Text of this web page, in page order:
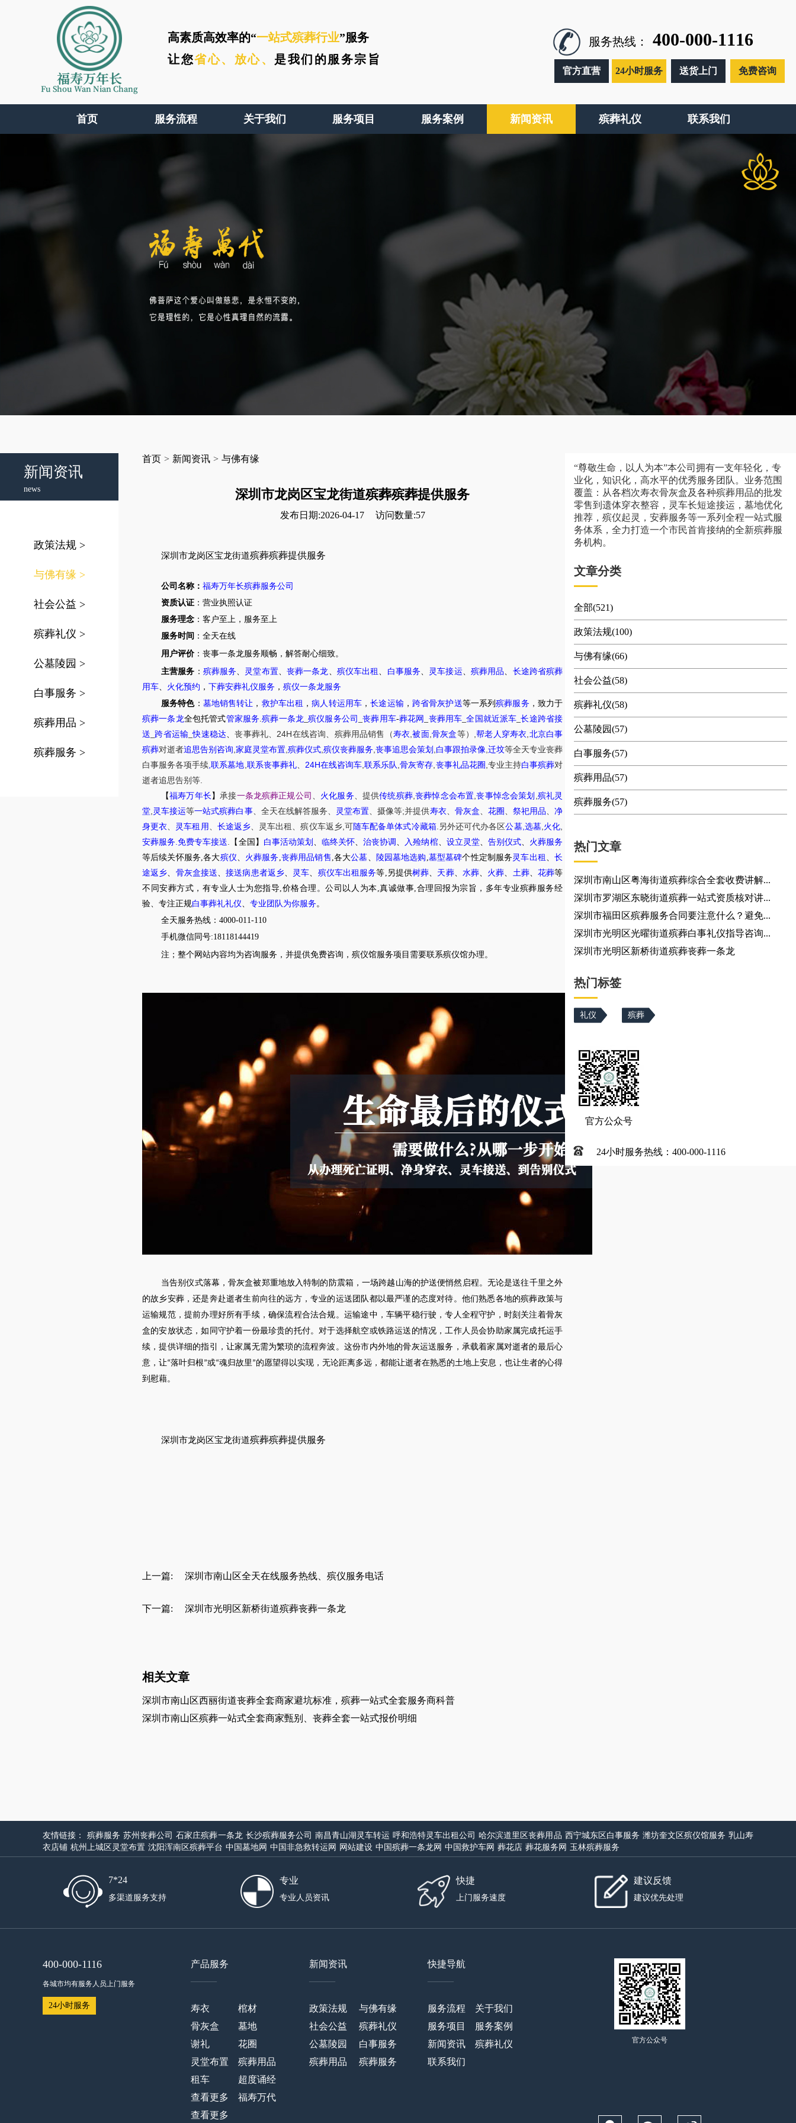
福寿万年长
Fu Shou Wan Nian Chang
高素质高效率的“一站式殡葬行业”服务
让您省心、 放心、 是我们的服务宗旨
服务热线： 400-000-1116
官方直营 24小时服务 送货上门 免费咨询
首页 服务流程 关于我们 服务项目 服务案例 新闻资讯 殡葬礼仪 联系我们
新闻资讯
news
政策法规 >
与佛有缘 >
社会公益 >
殡葬礼仪 >
公墓陵园 >
白事服务 >
殡葬用品 >
殡葬服务 >
首页 > 新闻资讯 > 与佛有缘
深圳市龙岗区宝龙街道殡葬殡葬提供服务
发布日期:2026-04-17 访问数量:57
深圳市龙岗区宝龙街道殡葬殡葬提供服务
公司名称： 福寿万年长殡葬服务公司
资质认证 ：营业执照认证
服务理念 ：客户至上，服务至上
服务时间 ：全天在线
用户评价：丧事一条龙服务顺畅，解答耐心细致。
主营服务 ： 殡葬服务 灵堂布置、 丧葬一条龙 殡仪车出租 白事服务 灵车接运 殡葬用品
长途跨省殡葬
用车
火化预约 ， 下葬安葬礼仪服务 ， 殡仪一条龙服务
服务特色： 墓地销售转让 ， 救护车出租 ，病人转运用车 ，长途运输， 跨省骨灰护送等一系列殡葬服务 ，致力于
殡葬一条龙全包托管式管家服务 .殡葬一条龙 _殡仪服务公司 _丧葬用车-葬花网 丧葬用车 _全国就近派车 _长途跨省接
送 _跨省运输 _快速稳达 、丧事葬礼 24H在线咨询 殡葬用品销售 （寿衣 ,被面, 骨灰盒等） ,帮老人穿寿衣 北京白事
殡葬对逝者追思告别咨询 家庭灵堂布置 殡葬仪式 殡仪丧葬服务 丧事追思会策划 白事跟拍录像 迁坟等全天专业丧葬
白事服务各项手续 ,联系墓地 联系丧事葬礼、 24H在线咨询车 ,联系乐队 ,骨灰寄存 丧事礼品花圈 专业主持白事殡葬对
逝者追思告别等
【福寿万年长 】承接一条龙殡葬正规公司 火化服务 、提供传统殡葬, 丧葬悼念会布置 ,丧事悼念会策划 殡礼灵
堂 灵车接运等一站式殡葬白事、 全天在线解答服务 灵堂布置 、摄像等;并提供寿衣、 骨灰盒 花圈 祭祀用品 、净
身更衣
灵车租用 长途返乡 灵车出租 、殡仪车返乡, 可 随车配备单体式冷藏箱. 另外还可代办各区公墓, 选墓, 火化
安葬服务 .免费专车接送 【全国】 白事活动策划 临终关怀 、治丧协调 入殓纳棺、 设立灵堂、 告别仪式
火葬服务
等后续关怀服务,各大殡仪 火葬服务 丧葬用品销售 ,各大公墓 陵园墓地选购 墓型墓碑个性定制服务 灵车出租 、长
途返乡
骨灰盒接送 、接送病患者返乡 灵车 殡仪车出租服务等,另提供树葬 天葬、 水葬 火葬 土葬、 花葬等
不同安葬方式，有专业人士为您指导,价格合理。公司以人为本,真诚做事,合理回报为宗旨，多年专业殡葬服务经
验、专注正规白事葬礼礼仪 专业团队为你服务 。
全天服务热线：4000-011-110
手机微信同号:18118144419
注；整个网站内容均为咨询服务，并提供免费咨询，殡仪馆服务项目需要联系殡仪馆办理。
当告别仪式落幕，骨灰盒被郑重地放入特制的防震箱，一场跨越山海的护送便悄然启程。无论是送往千里之外
的故乡安葬，还是奔赴逝者生前向往的远方，专业的运送团队都以最严谨的态度对待。他们熟悉各地的殡葬政策与
运输规范，提前办理好所有手续，确保流程合法合规。运输途中，车辆平稳行驶，专人全程守护，时刻关注着骨灰
盒的安放状态，如同守护着一份最珍贵的托付。对于选择航空或铁路运送的情况，工作人员会协助家属完成托运手
续，提供详细的指引，让家属无需为繁琐的流程奔波。这份市内外地的骨灰运送服务，承载着家属对逝者的最后心
意，让“落叶归根”或“魂归故里 ”的愿望得以实现，无论距离多远，都能让逝者在熟悉的土地上安息，也让生者的心得
到慰藉。
深圳市龙岗区宝龙街道殡葬殡葬提供服务
上一篇: 深圳市南山区全天在线服务热线、殡仪服务电话
下一篇: 深圳市光明区新桥街道殡葬丧葬一条龙
相关文章
深圳市南山区西丽街道丧葬全套商家避坑标准，殡葬一站式全套服务商科普
深圳市南山区殡葬一站式全套商家甄别、丧葬全套一站式报价明细
“尊敬生命，以人为本”本公司拥有一支年轻化，专
业化，知识化，高水平的优秀服务团队。业务范围
覆盖：从各档次寿衣骨灰盒及各种殡葬用品的批发
零售到遗体穿衣整容，灵车长短途接运，墓地优化
推荐，殡仪起灵，安葬服务等一系列全程一站式服
务体系，全力打造一个市民首肯接纳的全新殡葬服
务机构。
文章分类
全部(521)
政策法规(100)
与佛有缘(66)
社会公益(58)
殡葬礼仪(58)
公墓陵园(57)
白事服务(57)
殡葬用品(57)
殡葬服务(57)
热门文章
深圳市南山区粤海街道殡葬综合全套收费讲解...
深圳市罗湖区东晓街道殡葬一站式资质核对讲...
深圳市福田区殡葬服务合同要注意什么？避免...
深圳市光明区光曜街道殡葬白事礼仪指导咨询...
深圳市光明区新桥街道殡葬丧葬一条龙
热门标签
礼仪 殡葬
官方公众号
24小时服务热线：400-000-1116
友情链接： 殡葬服务 苏州丧葬公司 石家庄殡葬一条龙 长沙殡葬服务公司 南昌青山湖灵车转运 呼和浩特灵车出租公司 哈尔滨道里区丧葬用品 西宁城东区白事服务 潍坊奎文区殡仪馆服务 乳山寿
衣店铺 杭州上城区灵堂布置 沈阳浑南区殡葬平台 中国墓地网 中国非急救转运网 网站建设 中国殡葬一条龙网 中国救护车网 葬花店 葬花服务网 玉林殡葬服务
7*24
多渠道服务支持
专业
专业人员资讯
快捷
上门服务速度
建议反馈
建议优先处理
400-000-1116
各城市均有服务人员上门服务
24小时服务
产品服务
——
寿衣
棺材
骨灰盒
墓地
谢礼
花圈
灵堂布置
殡葬用品
租车
超度诵经
查看更多
福寿万代
查看更多
新闻资讯
——
政策法规
与佛有缘
社会公益
殡葬礼仪
公墓陵园
白事服务
殡葬用品
殡葬服务
快捷导航
——
服务流程
关于我们
服务项目
服务案例
新闻资讯
殡葬礼仪
联系我们
官方公众号